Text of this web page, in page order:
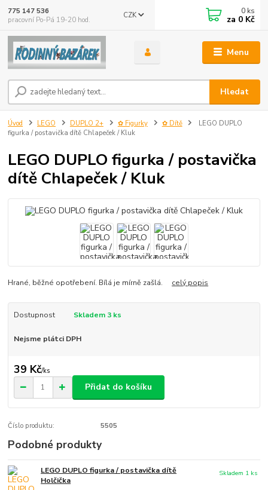
Menu
CZK
Hledat
775 147 536
pracovní Po-Pá 19-20 hod.
0 ks
za 0 Kč
Úvod LEGO DUPLO 2+ ✿ Figurky ✿ Dítě
LEGO DUPLO
figurka / postavička dítě Chlapeček / Kluk
LEGO DUPLO figurka / postavička
dítě Chlapeček / Kluk
Hrané, běžné opotřebení. Bílá je mírně zašlá. celý popis
Dostupnost Skladem 3 ks
Nejsme plátci DPH
39 Kč/ks
Přidat do košíku
Číslo produktu: 5505
Podobné produkty
LEGO DUPLO figurka / postavička dítě
Holčička
Skladem 1 ks